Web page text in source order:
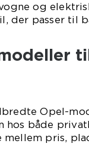
og
der passer til
Opel-
hos både
mellem pris,